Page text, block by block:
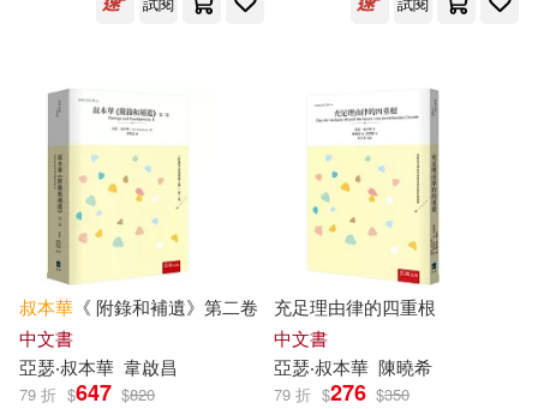
可菲律賓店取(21)
電子書 (可複選)
適合手機平板閱讀(4)
其他 (可複選)
現在可購買商品(15)
叔本華 《 附錄和補遺》第二卷
中文書
亞瑟‧叔本華 韋啟昌
79 折 $647 $820
充足理由律的四重根
中文書
亞瑟‧叔本華 陳曉希
79 折 $276 $350